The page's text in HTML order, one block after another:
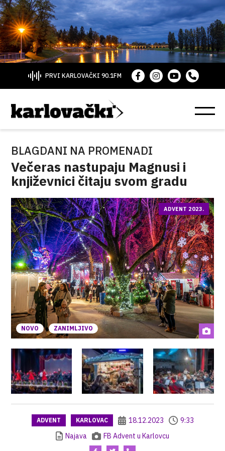
PRVI KARLOVAČKI 90.1FM
BLAGDANI NA PROMENADI
Večeras nastupaju Magnusi i
književnici čitaju svom gradu
NOVO ZANIMLJIVO
ADVENT 2023.
ADVENT KARLOVAC 18.12.2023
9:33
Najava
FB Advent u Karlovcu